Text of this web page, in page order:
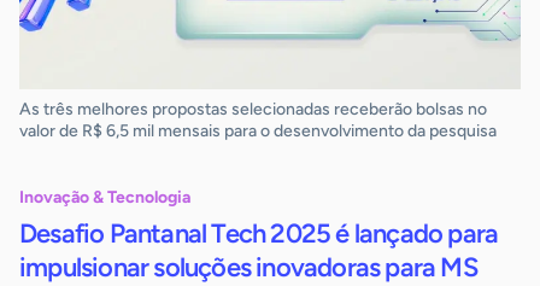
As três melhores propostas selecionadas receberão bolsas no
valor de R$ 6,5 mil mensais para o desenvolvimento da pesquisa
Inovação & Tecnologia
Desafio Pantanal Tech 2025 é lançado para
impulsionar soluções inovadoras para MS